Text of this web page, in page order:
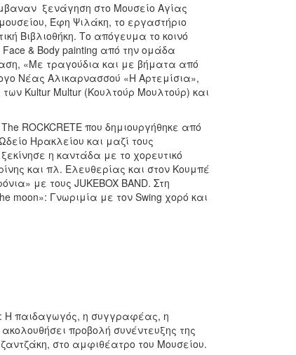
ξενάγηση στο Μουσείο Αγίας
Έφη Ψιλάκη, το εργαστήριο
Βιβλιοθήκη. Το απόγευμα το κοινό
& Body painting από την ομάδα
«Με τραγούδια και με βήματα από
Νέας Αλικαρνασσού «Η Αρτεμίσια»,
Kultur Multur (Κουλτούρ Μουλτούρ) και
ROCKCRETE που δημιουργήθηκε από
Ηρακλείου και μαζί τους
η καντάδα με το χορευτικό
και πλ. Ελευθερίας και στον Κουμπέ
με τους JUKEBOX BAND. Στη
moon»: Γνωριμία με τον Swing χορό και
Η παιδαγωγός, η συγγραφέας, η
προβολή συνέντευξης της
στο αμφιθέατρο του Μουσείου.